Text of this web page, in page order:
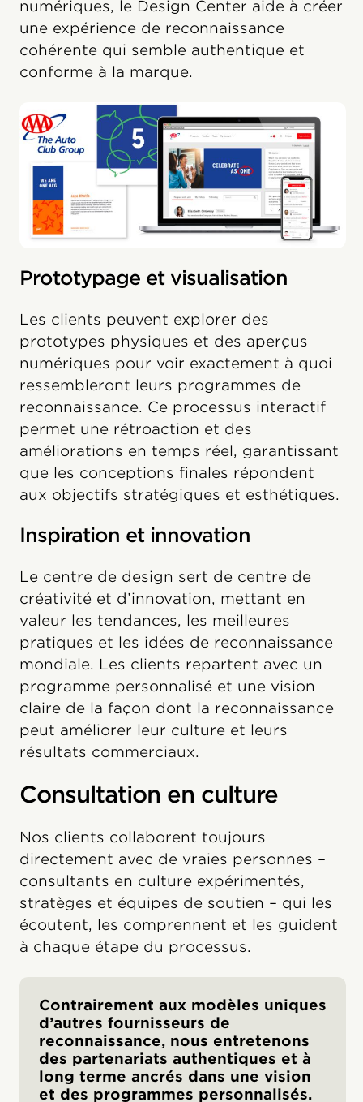
numériques, le Design Center aide à créer
une expérience de reconnaissance
cohérente qui semble authentique et
conforme à la marque.
Prototypage et visualisation
Les clients peuvent explorer des
prototypes physiques et des aperçus
numériques pour voir exactement à quoi
ressembleront leurs programmes de
reconnaissance. Ce processus interactif
permet une rétroaction et des
améliorations en temps réel, garantissant
que les conceptions finales répondent
aux objectifs stratégiques et esthétiques.
Inspiration et innovation
Le centre de design sert de centre de
créativité et d’innovation, mettant en
valeur les tendances, les meilleures
pratiques et les idées de reconnaissance
mondiale. Les clients repartent avec un
programme personnalisé et une vision
claire de la façon dont la reconnaissance
peut améliorer leur culture et leurs
résultats commerciaux.
Consultation en culture
Nos clients collaborent toujours
directement avec de vraies personnes –
consultants en culture expérimentés,
stratèges et équipes de soutien – qui les
écoutent, les comprennent et les guident
à chaque étape du processus.
Contrairement aux modèles uniques
d’autres fournisseurs de
reconnaissance, nous entretenons
des partenariats authentiques et à
long terme ancrés dans une vision
et des programmes personnalisés.